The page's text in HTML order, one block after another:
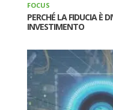
FOCUS
PERCHÉ LA FIDUCIA È
INVESTIMENTO